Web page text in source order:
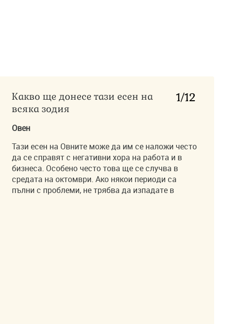
1/12
Какво ще донесе тази есен на
всяка зодия
Овен
Тази есен на Овните може да им се наложи често
да се справят с негативни хора на работа и в
бизнеса. Особено често това ще се случва в
средата на октомври. Ако някои периоди са
пълни с проблеми, не трябва да изпадате в